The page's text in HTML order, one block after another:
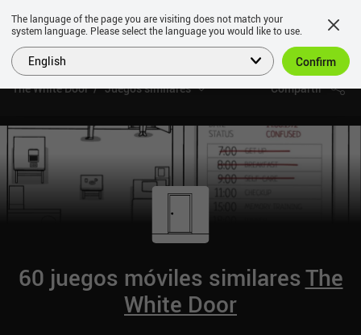
The White Door Juegos similares Compartir
60 juegos móviles similaresThe
White Door
The language of the page you are visiting does not match your
system language. Please select the language you would like to use.
English Confirm